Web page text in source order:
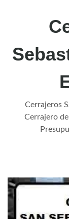
Cerrajeros
Cerrajero